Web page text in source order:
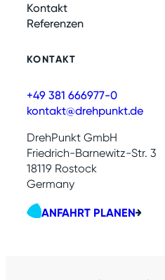
Kontakt
Referenzen
KONTAKT
+49 381 666977-0
kontakt@drehpunkt.de
DrehPunkt GmbH
Friedrich-Barnewitz-Str. 3
18119 Rostock
Germany
ANFAHRT PLANEN